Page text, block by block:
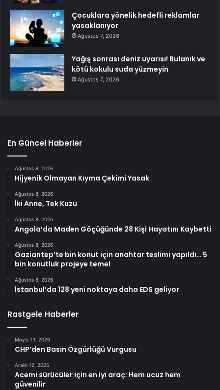
Çocuklara yönelik hedefli reklamlar
yasaklanıyor
Ağustos 7, 2026
Yağış sonrası deniz uyarısı! Bulanık ve
kötü kokulu suda yüzmeyin
Ağustos 7, 2026
En Güncel Haberler
Ağustos 8, 2026
Hijyenik Olmayan Kıyma Çekimi Yasak
Ağustos 8, 2026
İki Anne, Tek Kuzu
Ağustos 8, 2026
Angola’da Maden Göçüğünde 28 Kişi Hayatını Kaybetti
Ağustos 8, 2026
Gaziantep’te bin konut için anahtar teslimi yapıldı… 5
bin konutluk projeye temel
Ağustos 8, 2026
İstanbul’da 128 yeni noktaya daha EDS geliyor
Rastgele Haberler
Mayıs 13, 2026
CHP’den Basın Özgürlüğü Vurgusu
Aralık 12, 2025
Acemi sürücüler için en iyi araç: Hem ucuz hem
güvenilir